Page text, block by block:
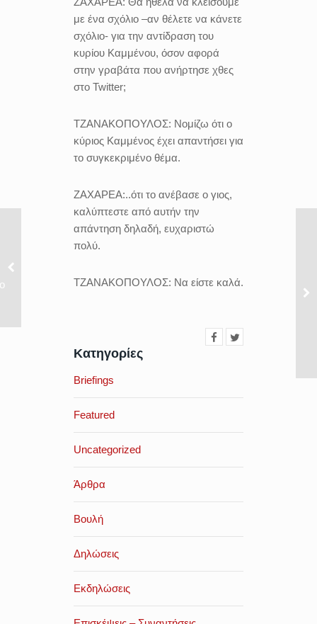
με ένα σχόλιο –αν θέλετε να κάνετε
σχόλιο- για την αντίδραση του
κυρίου Καμμένου, όσον αφορά
στην γραβάτα που ανήρτησε χθες
στο Twitter;
ΤΖΑΝΑΚΟΠΟΥΛΟΣ: Νομίζω ότι ο
κύριος Καμμένος έχει απαντήσει για
το συγκεκριμένο θέμα.
ΖΑΧΑΡΕΑ:..ότι το ανέβασε ο γιος,
καλύπτεστε από αυτήν την
απάντηση δηλαδή, ευχαριστώ
πολύ.
ΤΖΑΝΑΚΟΠΟΥΛΟΣ: Να είστε καλά.
Κατηγορίες
Briefings
Featured
Uncategorized
Άρθρα
Βουλή
Δηλώσεις
Εκδηλώσεις